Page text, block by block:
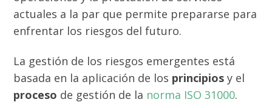
actuales a la par que permite prepararse para
enfrentar los riesgos del futuro.
La gestión de los riesgos emergentes está
basada en la aplicación de los principios y el
proceso de gestión de la norma ISO 31000.